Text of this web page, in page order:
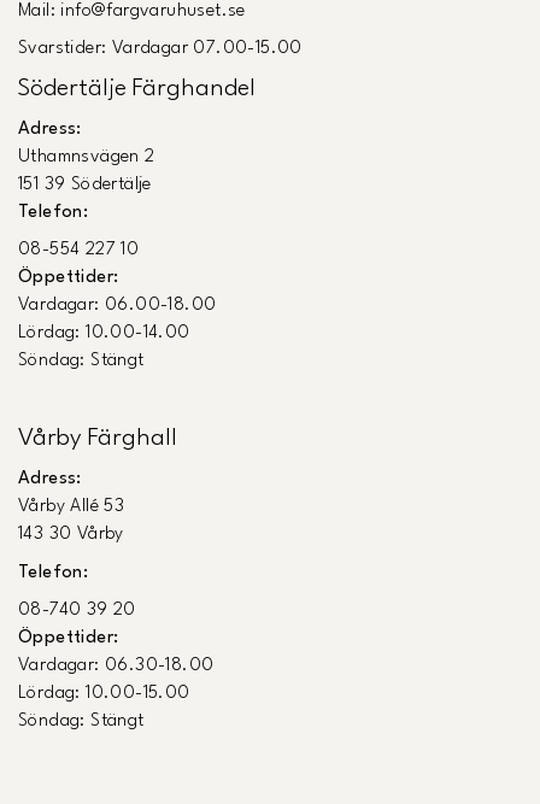
Mail: info@fargvaruhuset.se
Svarstider: Vardagar 07.00-15.00
Södertälje Färghandel
Adress:
Uthamnsvägen 2
151 39 Södertälje
Telefon:
08-554 227 10
Öppettider:
Vardagar: 06.00-18.00
Lördag: 10.00-14.00
Söndag: Stängt
Vårby Färghall
Adress:
Vårby Allé 53
143 30 Vårby
Telefon:
08-740 39 20
Öppettider:
Vardagar: 06.30-18.00
Lördag: 10.00-15.00
Söndag: Stängt